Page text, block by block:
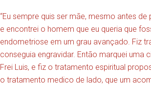
“Eu sempre quis ser mãe, mesmo antes
e encontrei o homem que eu queria que
endometriose em um grau avançado. Fiz
conseguia engravidar. Então marquei uma
Frei Luis, e fiz o tratamento espiritual
o tratamento medico de lado, que um